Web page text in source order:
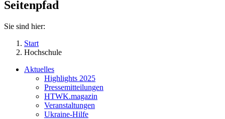
Seitenpfad
Sie sind hier:
Start
Hochschule
Aktuelles
Highlights 2025
Pressemitteilungen
HTWK.magazin
Veranstaltungen
Ukraine-Hilfe